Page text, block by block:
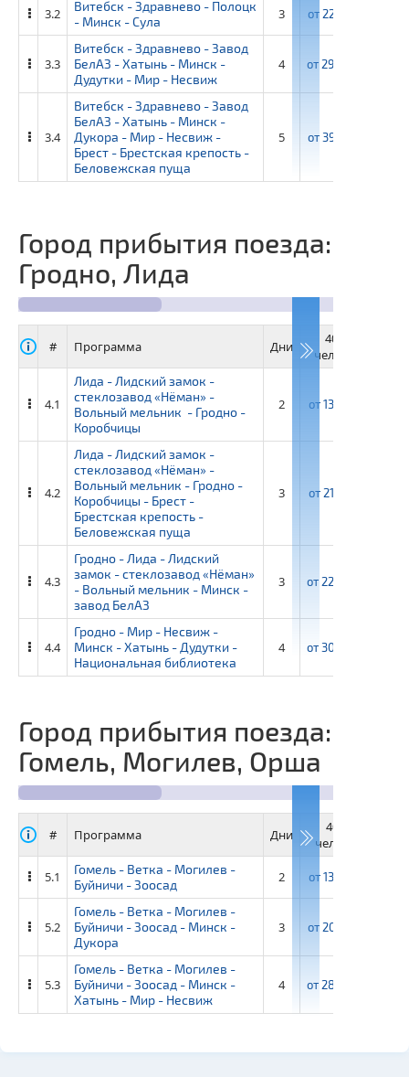
3.2
Витебск - Здравнево - Полоцк
- Минск - Сула
3 от22 750 ₽
3.3
Витебск - Здравнево - Завод
БелАЗ - Хатынь - Минск -
Дудутки - Мир - Несвиж
4 от29 600 ₽
3.4
Витебск - Здравнево - Завод
БелАЗ - Хатынь - Минск -
Дукора - Мир - Несвиж -
Брест - Брестская крепость -
Беловежская пуща
5 от39 650 ₽
Город прибытия поезда:
Гродно, Лида
# Программа Дни
40+4
человек
4.1
Лида - Лидский замок -
стеклозавод «Нёман» -
Вольный мельник - Гродно -
Коробчицы
2 от13 750 ₽
4.2
Лида - Лидский замок -
стеклозавод «Нёман» -
Вольный мельник - Гродно -
Коробчицы - Брест -
Брестская крепость -
Беловежская пуща
3 от21 050 ₽
4.3
Гродно - Лида - Лидский
замок - стеклозавод «Нёман»
- Вольный мельник - Минск -
завод БелАЗ
3 от22 400 ₽
4.4
Гродно - Мир - Несвиж -
Минск - Хатынь - Дудутки -
Национальная библиотека
4 от30 500 ₽
Город прибытия поезда:
Гомель, Могилев, Орша
# Программа Дни
40+4
человек
5.1
Гомель - Ветка - Могилев -
Буйничи - Зоосад
2 от13 400 ₽
5.2
Гомель - Ветка - Могилев -
Буйничи - Зоосад - Минск -
Дукора
3 от20 900 ₽
5.3
Гомель - Ветка - Могилев -
Буйничи - Зоосад - Минск -
Хатынь - Мир - Несвиж
4 от28 000 ₽